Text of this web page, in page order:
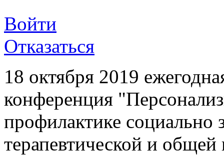
Войти
Отказаться
18 октября 2019
конференция
профилактике социально
терапевтической и